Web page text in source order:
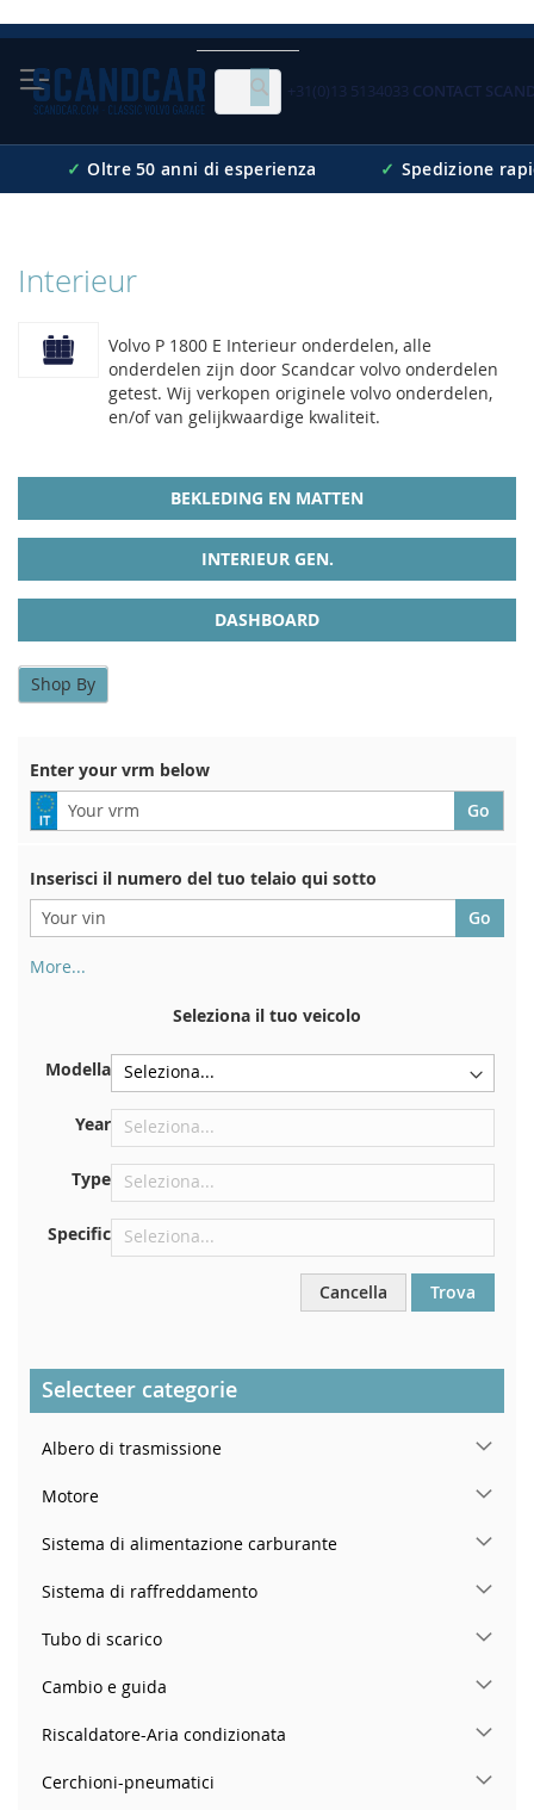
Skip
Content
Cerca
+31(0)13 5134033 CONTACT
✓ Oltre 50 anni di esperienza ✓ Spedizione
Interieur
Volvo P 1800 E Interieur onderdelen, alle
onderdelen zijn door Scandcar volvo onderdelen
getest. Wij verkopen originele volvo onderdelen,
en/of van gelijkwaardige kwaliteit.
BEKLEDING EN MATTEN
INTERIEUR GEN.
DASHBOARD
Enter your vrm below
Inserisci il numero del tuo telaio qui sotto
More...
immatricolazione. E anche in macchina
Sulla piastra inferiore del sedile anteriore destro
Centrare contro la paratia sotto il cofano
Proprio nel vano motore
Nel montante della portiera posteriore destra
Seleziona il tuo veicolo
Modella
Year
Type
Specific
Cancella Trova
Selecteer categorie
Albero di trasmissione
Motore
Sistema di alimentazione carburante
Sistema di raffreddamento
Tubo di scarico
Cambio e guida
Riscaldatore-Aria condizionata
Cerchioni-pneumatici
Shop By